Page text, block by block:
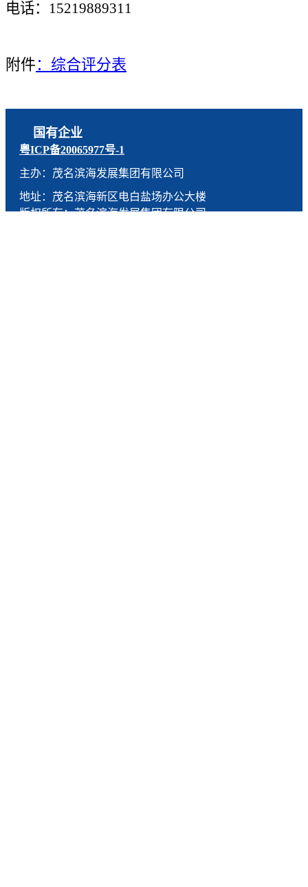
电话：15219889311
附件 ：综合评分表
国有企业
粤ICP备20065977号-1
主办：茂名滨海发展集团有限公司
地址：茂名滨海新区电白盐场办公大楼
版权所有：茂名滨海发展集团有限公司